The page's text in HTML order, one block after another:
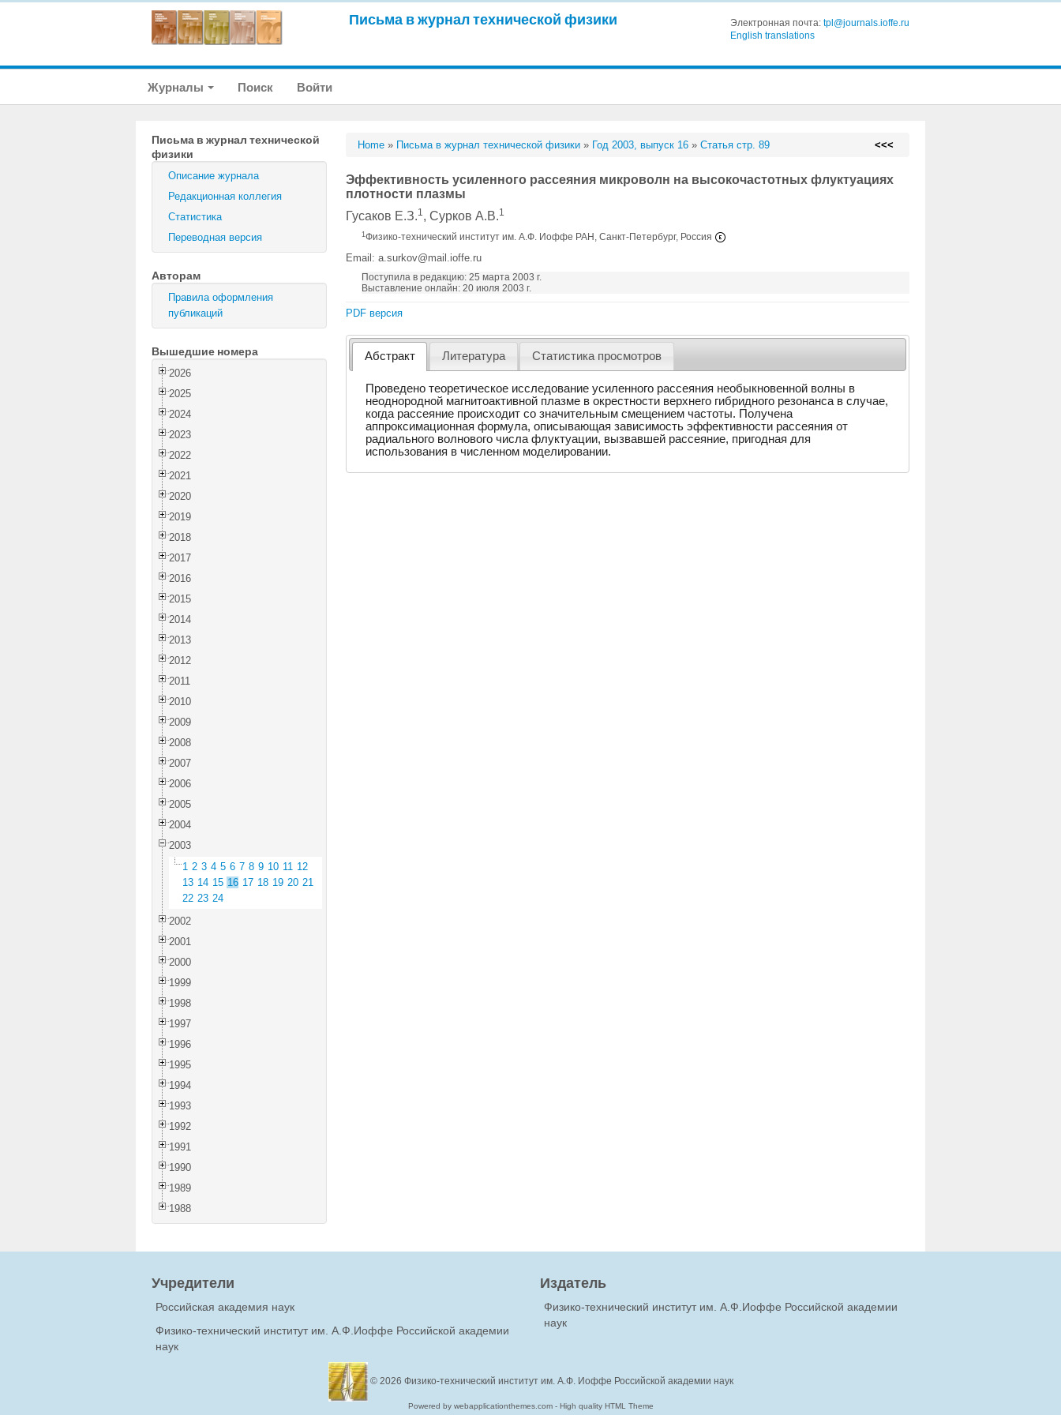
Письма в журнал технической физики Электронная почта: tpl@journals.ioffe.ru
English translations
Журналы Поиск Войти
Письма в журнал технической
физики
Описание журнала
Редакционная коллегия
Статистика
Переводная версия
Авторам
Правила оформления
публикаций
Вышедшие номера
2026
2025
2024
2023
2022
2021
2020
2019
2018
2017
2016
2015
2014
2013
2012
2011
2010
2009
2008
2007
2006
2005
2004
2003
1 2 3 4 5 6 7 8 9 10 11 12
13 14 15 16 17 18 19 20 21
22 23 24
2002
2001
2000
1999
1998
1997
1996
1995
1994
1993
1992
1991
1990
1989
1988
Home » Письма в журнал технической физики » Год 2003, выпуск 16 »Статья стр. 89 <<<
Эффективность усиленного рассеяния микроволн на высокочастотных флуктуациях
плотности плазмы
Гусаков Е.З.1, Сурков А.В.1
1Физико-технический институт им. А.Ф. Иоффе РАН, Санкт-Петербург, Россия
Email: a.surkov@mail.ioffe.ru
Поступила в редакцию: 25 марта 2003 г.
Выставление онлайн: 20 июля 2003 г.
PDF версия
Абстракт Литература Статистика просмотров
Проведено теоретическое исследование усиленного рассеяния необыкновенной волны в
неоднородной магнитоактивной плазме в окрестности верхнего гибридного резонанса в случае,
когда рассеяние происходит со значительным смещением частоты. Получена
аппроксимационная формула, описывающая зависимость эффективности рассеяния от
радиального волнового числа флуктуации, вызвавшей рассеяние, пригодная для
использования в численном моделировании.
Учредители
Российская академия наук
Физико-технический институт им. А.Ф.Иоффе Российской академии
наук
Издатель
Физико-технический институт им. А.Ф.Иоффе Российской академии
наук
© 2026 Физико-технический институт им. А.Ф. Иоффе Российской академии наук
Powered by webapplicationthemes.com - High quality HTML Theme